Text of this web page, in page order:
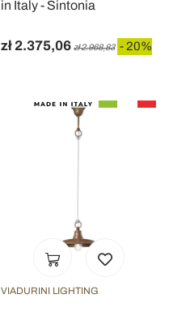
in Italy - Sintonia
zł 2.375,06 zł 2.968,83 - 20%
VIADURINI LIGHTING